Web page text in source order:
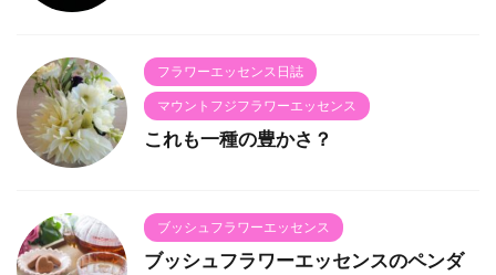
フラワーエッセンス日誌
マウントフジフラワーエッセンス
これも一種の豊かさ？
ブッシュフラワーエッセンス
ブッシュフラワーエッセンスのペンダ